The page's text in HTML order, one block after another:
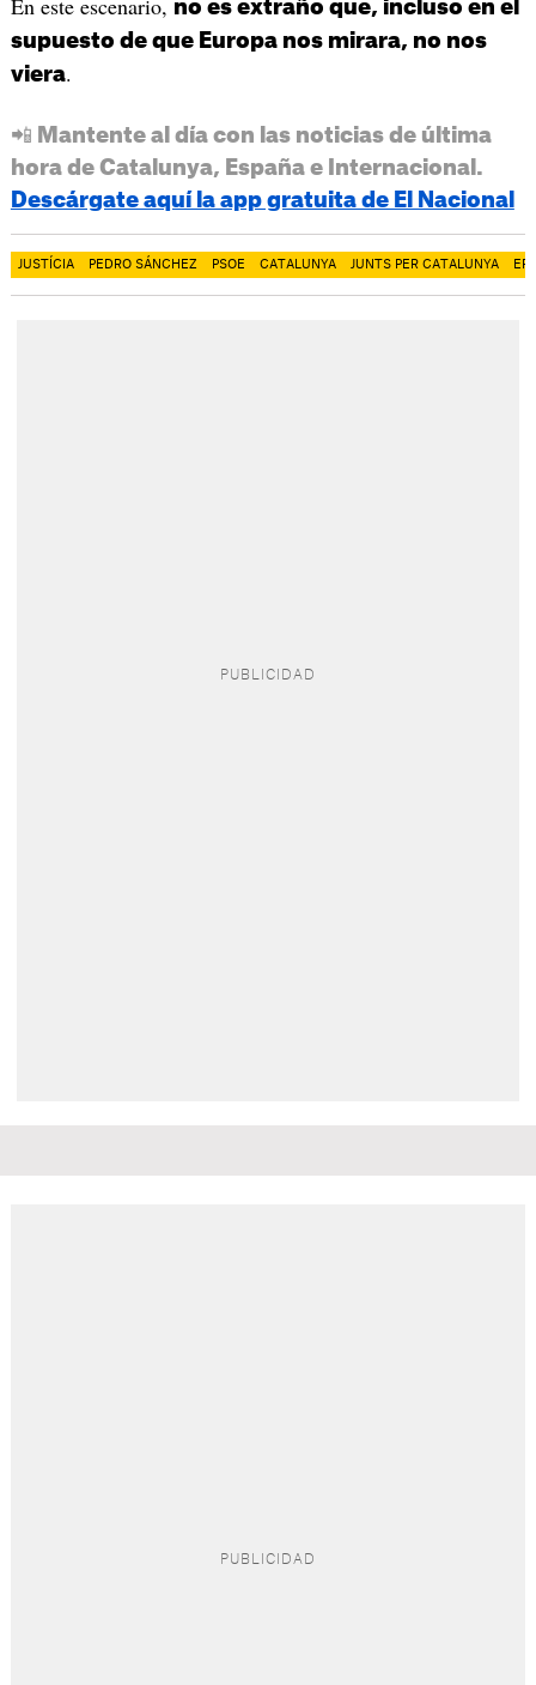
En este escenario, no es extraño que, incluso en el
supuesto de que Europa nos mirara, no nos
viera.
📲 Mantente al día con las noticias de última
hora de Catalunya, España e Internacional.
Descárgate aquí la app gratuita de El Nacional
JUSTÍCIA PEDRO SÁNCHEZ PSOE CATALUNYA JUNTS PER CATALUNYA